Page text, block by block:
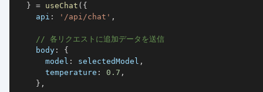
} = useChat ( {
    api
: '/api/chat' ,
// 各リクエストに追加データを送信
    body
:
{
      model
: selectedModel ,
      temperature
: 0.7 ,
} ,